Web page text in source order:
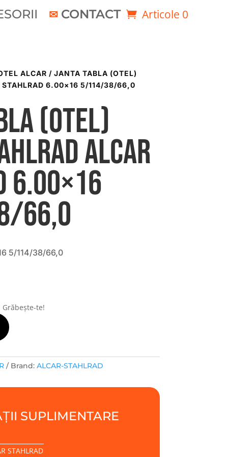
CONTACT Articole 0
ALCAR / JANTA TABLA (OTEL)
STAHLRAD 6.00×16 5/114/38/66,0
(otel)
ALCAR
6.00×16
66,0
5/114/38/66,0
te!
Brand: ALCAR-STAHLRAD
SUPLIMENTARE
STAHLRAD